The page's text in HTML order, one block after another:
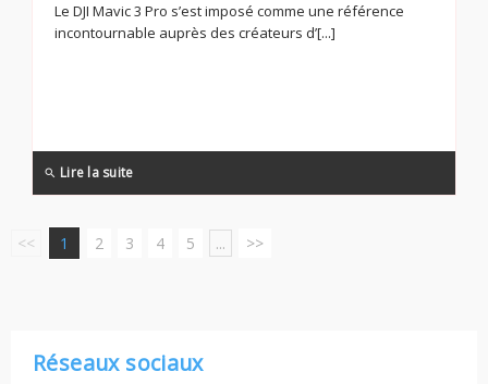
Le DJI Mavic 3 Pro s’est imposé comme une référence
incontournable auprès des créateurs d’[...]
search Lire la suite
<< 1 2 3 4 5 ... >>
Réseaux sociaux